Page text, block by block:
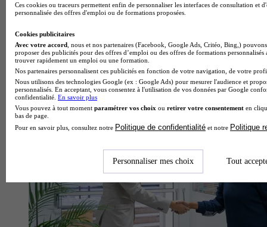
École spécialisée
Voir l’établissement
Ces cookies ou traceurs permettent enfin de personnaliser les interfaces de consultation et
personnalisée des offres d'emploi ou de formations proposées.
Cookies publicitaires
Avec votre accord , nous et nos partenaires (Facebook, Google Ads, Critéo, Bing,)
proposer des publicités pour des offres d’emploi ou des offres de formations
trouver rapidement un emploi ou une formation.
Nos partenaires personnalisent ces publicités en fonction de votre navigation, de votre
Nous utilisons des technologies Google (ex : Google Ads) pour mesurer l'audience et
personnalisés. En acceptant, vous consentez à l'utilisation de vos données par Google
confidentialité. En savoir plus
Vous pouvez à tout moment paramétrer vos choix ou retirer votre consentement en
bas de page.
Pour en savoir plus, consultez notre Politique de confidentialité et notre Politique
Personnaliser mes choix Tout